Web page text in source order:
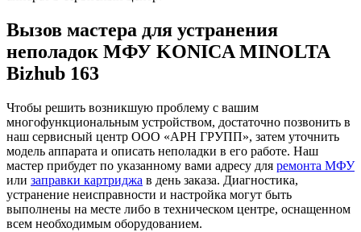
Вызов мастера для устранения
неполадок МФУ KONICA MINOLTA
Bizhub 163
Чтобы решить возникшую проблему с вашим
многофункциональным устройством, достаточно позвонить в
наш сервисный центр ООО «АРН ГРУПП», затем уточнить
модель аппарата и описать неполадки в его работе. Наш
мастер прибудет по указанному вами адресу для ремонта МФУ
или заправки картриджа в день заказа. Диагностика,
устранение неисправности и настройка могут быть
выполнены на месте либо в техническом центре, оснащенном
всем необходимым оборудованием.